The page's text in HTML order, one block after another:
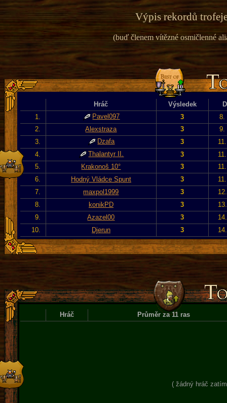
Výpis rekordů
(buď členem vítězné osmičlenné
Hráč Výsledek
1.
Pavel097 3
8.
2.
Alexstraza 3
9.
3.
Dzafa 3
4.
Thalantyr II. 3
5.
Krakonoš 10° 3
6.
Hodný Vládce Spunt 3
7.
maxpol1999 3
8.
konikPD 3
9.
Azazel00 3
10.
Djerun 3
Hráč Průměr za 11 ras
( žádný hráč